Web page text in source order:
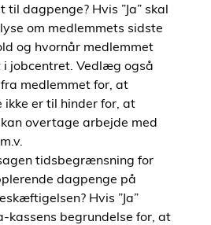
til dagpenge? Hvis ”Ja” skal
om medlemmets sidste
og hvornår medlemmet
jobcentret. Vedlæg også
medlemmet for, at
er til hinder for, at
overtage arbejde med
tidsbegrænsning for
dagpenge på
Hvis ”Ja”
kassens begrundelse for, at